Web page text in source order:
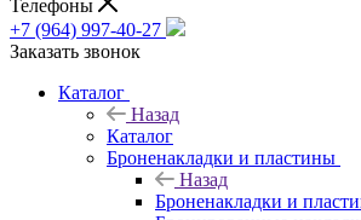
Телефоны
+7 (964) 997-40-27
Заказать звонок
Каталог
Назад
Каталог
Броненакладки и пластины
Назад
Броненакладки и